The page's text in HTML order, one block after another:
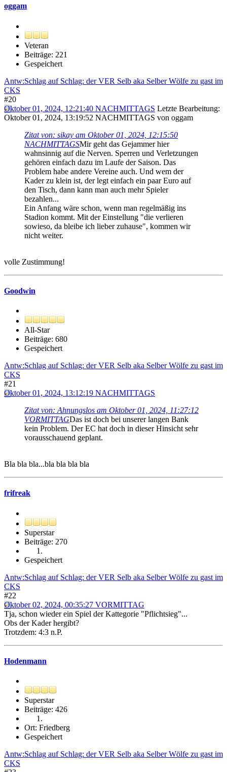
oggam
Veteran
Beiträge: 221
Gespeichert
Antw:Schlag auf Schlag: der VER Selb aka Selber Wölfe zu gast im
CKS
#20
Oktober 01, 2024, 12:21:40 NACHMITTAGS Letzte Bearbeitung:
Oktober 01, 2024, 13:19:52 NACHMITTAGS von oggam
Zitat von: sikay am Oktober 01, 2024, 12:15:50
NACHMITTAGSMir geht das Gejammer hier
wahnsinnig auf die Nerven. Sperren und Verletzungen
gehören einfach dazu im Laufe der Saison. Das
Problem habe andere Vereine auch. Und wem der
Kader zu klein ist, der legt einfach ein paar Euro auf
den Tisch, dann kann man auch mehr Spieler
bezahlen...
Ein Anfang wäre schon, wenn man regelmäßig ins
Stadion kommt. Mit der Einstellung "die verlieren
sowieso, da bleibe ich lieber zuhause", kommen wir
nicht weiter.
volle Zustimmung!
Goodwin
All-Star
Beiträge: 680
Gespeichert
Antw:Schlag auf Schlag: der VER Selb aka Selber Wölfe zu gast im
CKS
#21
Oktober 01, 2024, 13:12:19 NACHMITTAGS
Zitat von: Ahnungslos am Oktober 01, 2024, 11:27:12
VORMITTAGDas ist doch bei unserer langen Bank
kein Problem. Der EC hat doch in dieser Hinsicht sehr
vorausschauend geplant.
Bla bla bla...bla bla bla bla
frifreak
Superstar
Beiträge: 270
Gespeichert
Antw:Schlag auf Schlag: der VER Selb aka Selber Wölfe zu gast im
CKS
#22
Oktober 02, 2024, 00:35:27 VORMITTAG
Tja, schon wieder ein Spiel der Kattegorie "Pflichtsieg"...
Obs der Kader hergibt?
Trotzdem: 4:3 n.P.
Hodenmann
Superstar
Beiträge: 426
Ort: Friedberg
Gespeichert
Antw:Schlag auf Schlag: der VER Selb aka Selber Wölfe zu gast im
CKS